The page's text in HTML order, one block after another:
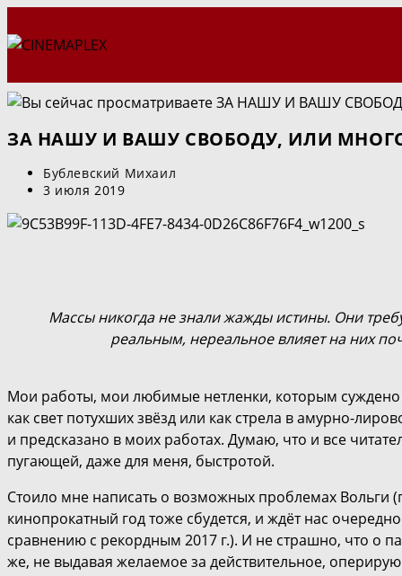
к
ЗА НАШУ И ВАШУ СВОБОДУ, ИЛИ
Автор
записи:
Бублевский Михаил
Запись
3 июля 2019
Массы никогда не знали жажды истины. Они
реальным, нереальное влияет на них
Мои работы, мои любимые нетленки, которым суждено
как свет потухших звёзд или как стрела в амурно-
и предсказано в моих работах. Думаю, что и все
пугающей, даже для меня, быстротой.
Стоило мне написать о возможных проблемах Вольги
кинопрокатный год тоже сбудется, и ждёт нас
сравнению с рекордным 2017 г.). И не страшно, что о
же, не выдавая желаемое за действительное,